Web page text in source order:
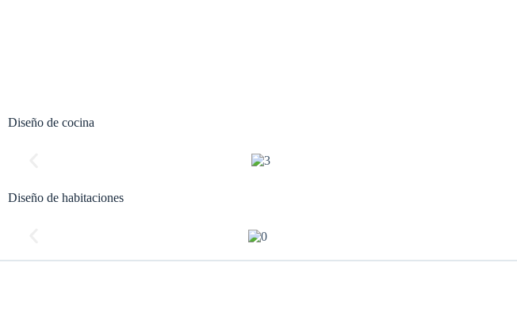
Diseño de cocina
Diseño de habitaciones